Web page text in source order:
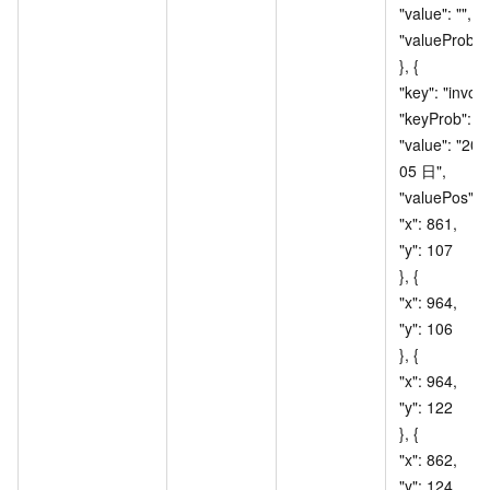
"value": "",
"valueProb":
}, {
"key":
"keyProb":
"value":
05 日",
"valuePos":
"x": 861,
"y": 107
}, {
"x": 964,
"y": 106
}, {
"x": 964,
"y": 122
}, {
"x": 862,
"y": 124